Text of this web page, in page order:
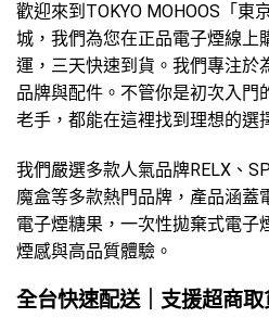
歡迎來到TOKYO MOHOOS「 東
城，我們為您在正品電子煙線上
運，三天快速到貨。我們專注於
品牌與配件。不管你是初次入門
老手，都能在這裡找到理想的選
我們嚴選多款人氣品牌RELX 、
魔盒等多款熱門品牌，產品涵蓋
電子煙糖果 ， 一次性拋棄式電子
煙感與高品質體驗。
全台快速配送｜支援超商